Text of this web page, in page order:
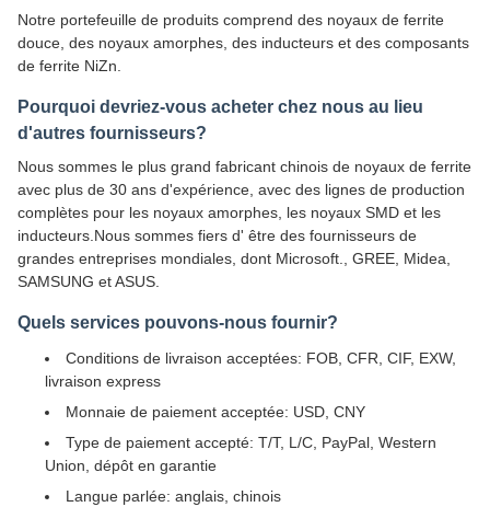
Notre portefeuille de produits comprend des noyaux de ferrite
douce, des noyaux amorphes, des inducteurs et des composants
de ferrite NiZn.
Pourquoi devriez-vous acheter chez nous au lieu
d'autres fournisseurs?
Nous sommes le plus grand fabricant chinois de noyaux de ferrite
avec plus de 30 ans d'expérience, avec des lignes de production
complètes pour les noyaux amorphes, les noyaux SMD et les
inducteurs.Nous sommes fiers d' être des fournisseurs de
grandes entreprises mondiales, dont Microsoft., GREE, Midea,
SAMSUNG et ASUS.
Quels services pouvons-nous fournir?
Conditions de livraison acceptées: FOB, CFR, CIF, EXW,
livraison express
Monnaie de paiement acceptée: USD, CNY
Type de paiement accepté: T/T, L/C, PayPal, Western
Union, dépôt en garantie
Langue parlée: anglais, chinois